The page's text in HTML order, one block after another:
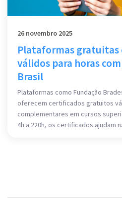
26 novembro 2025
Plataformas
válidos para horas
Brasil
Plataformas como Fundação
oferecem certificados gratuitos
complementares em cursos
4h a 220h, os certificados ajudam